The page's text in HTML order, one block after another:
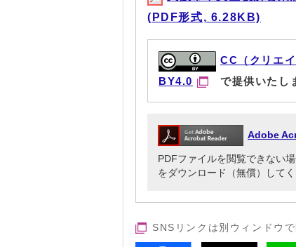
(PDF形式, 6.28KB)
CC（クリエ
BY4.0
で提供いたし
Adobe
PDFファイルを閲覧できない
をダウンロード（無償）してく
SNSリンクは別ウィンドウ